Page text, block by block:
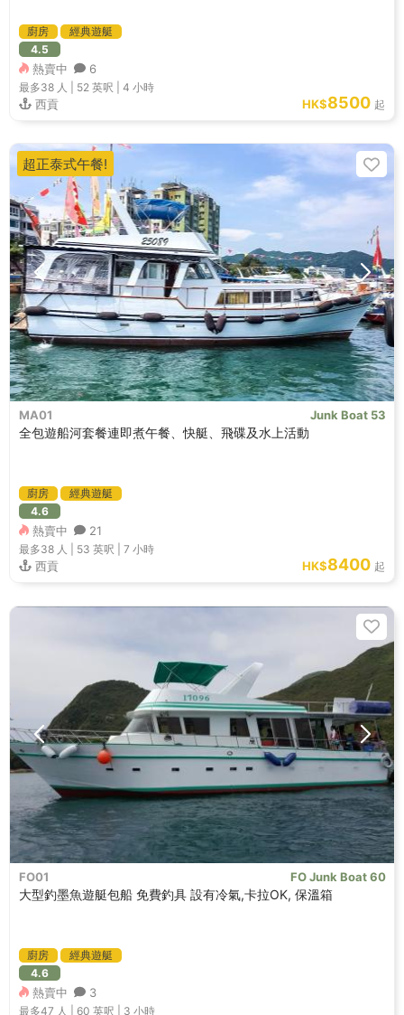
廚房
經典遊艇
4.5
熱賣中 6
最多38人 | 52 英呎 4 小時
西貢 HK$8500 起
MA01 Junk Boat 53
全包遊船河套餐連即煮午餐、快艇、飛碟及水上活動
廚房
經典遊艇
4.6
熱賣中 21
最多38人 | 53 英呎 7 小時
西貢 HK$8400 起
超正泰式午餐!
FO01 FO Junk Boat 60
大型釣墨魚遊艇包船 免費釣具 設有冷氣,卡拉OK, 保溫箱
廚房
經典遊艇
4.6
熱賣中 3
最多47 人 | 60 英呎 3 小時